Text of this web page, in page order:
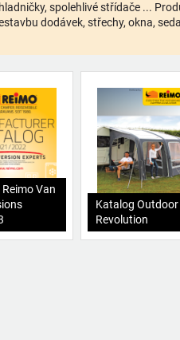
spolehlivé střídače ...
dodávek, střechy, okna,
Van
Katalog Outdoor
Revolution